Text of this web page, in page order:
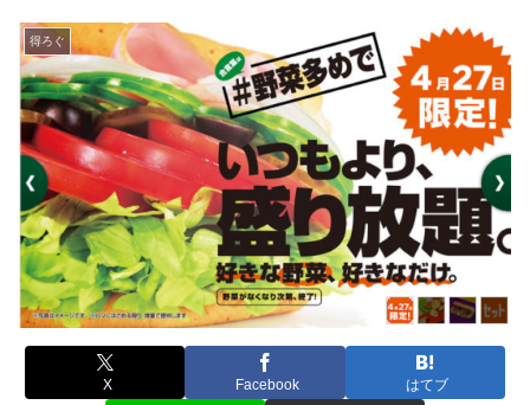
得ろぐ
X Facebook はてブ